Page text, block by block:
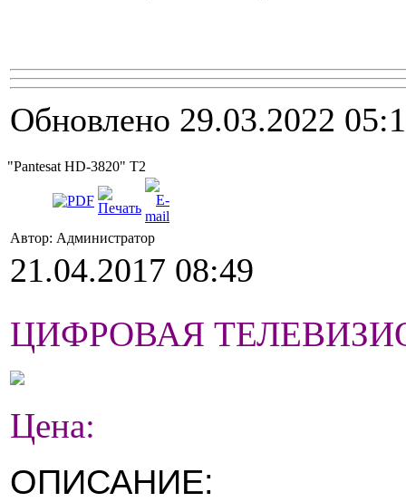
Обновлено 29.03.2022
"Pantesat HD-3820" T2
Автор: Администратор
21.04.2017 08:49
ЦИФРОВАЯ
Цена:
ОПИСАНИЕ: